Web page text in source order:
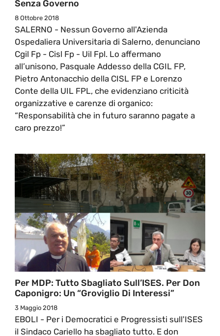
Senza Governo
8 Ottobre 2018
SALERNO - Nessun Governo all'Azienda
Ospedaliera Universitaria di Salerno, denunciano
Cgil Fp - Cisl Fp - Uil Fpl. Lo affermano
all’unisono, Pasquale Addesso della CGIL FP,
Pietro Antonacchio della CISL FP e Lorenzo
Conte della UIL FPL, che evidenziano criticità
organizzative e carenze di organico:
“Responsabilità che in futuro saranno pagate a
caro prezzo!”
Per MDP: Tutto Sbagliato Sull’ISES. Per Don
Caponigro: Un “groviglio Di Interessi”
3 Maggio 2018
EBOLI - Per i Democratici e Progressisti sull'ISES
il Sindaco Cariello ha sbagliato tutto. E don